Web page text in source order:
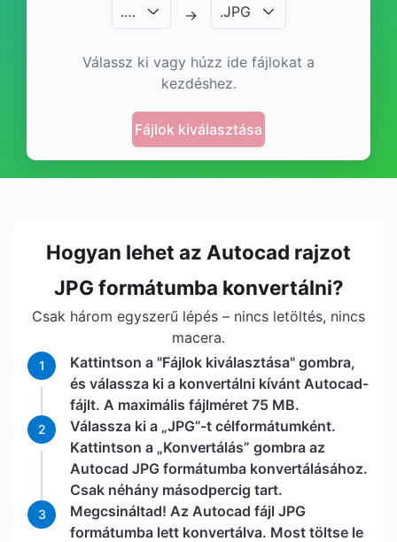
.… → .JPG
Válassz ki vagy húzz ide fájlokat a
kezdéshez.
Fájlok kiválasztása
Hogyan lehet az Autocad rajzot
JPG formátumba konvertálni?
Csak három egyszerű lépés – nincs letöltés, nincs
macera.
1
Kattintson a "Fájlok kiválasztása" gombra,
és válassza ki a konvertálni kívánt Autocad-
fájlt. A maximális fájlméret 75 MB.
2
Válassza ki a „JPG”-t célformátumként.
Kattintson a „Konvertálás” gombra az
Autocad JPG formátumba konvertálásához.
Csak néhány másodpercig tart.
3
Megcsináltad! Az Autocad fájl JPG
formátumba lett konvertálva. Most töltse le